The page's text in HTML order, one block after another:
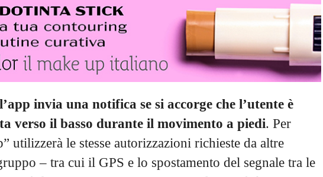
l’app invia una notifica se si accorge che l’utente è
verso il basso durante il movimento a piedi. Per
utilizzerà le stesse autorizzazioni richieste da altre
– tra cui il GPS e lo spostamento del segnale tra le